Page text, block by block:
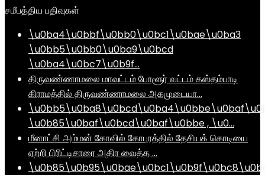
சமீபத்திய பதிவுகள்
\u0ba4\u0bbf\u0bb0\u0bc1\u0bae\u0ba3
\u0bb5\u0bb0\u0ba9\u0bcd
\u0ba4\u0bc7\u0b9f…
திருவண்ணாமலை மாவட்டம் போளூர் வட்டம் கஸ்தம்பாடி
கிராமத்தில் திருவண்ணாமலை அகமுடையா…
\u0b85\u0baf\u0bcd\u0baf\u0bbe , \u0…
மீனாட்சி அம்மன் கோவில் கோபுரத்தில் தேசியக் கொடியை
ஏற்றி பிரிட்டிசாரை அதிர வைத்த …